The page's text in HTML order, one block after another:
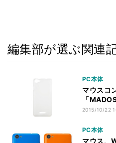
編集部が選ぶ関連
PC本体
マウスコ
「
2015/10/22
PC本体
マウス